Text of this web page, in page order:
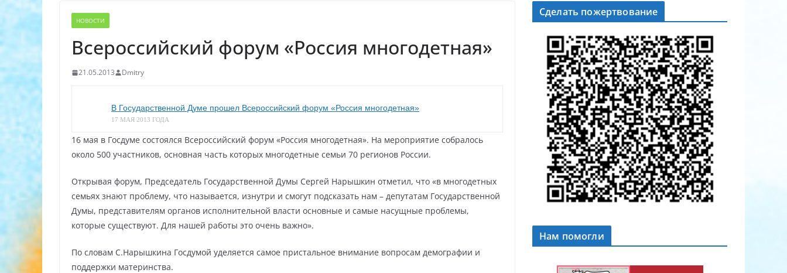
НОВОСТИ
Всероссийский форум «Россия многодетная»
21.05.2013 Dmitry
В Государственной Думе прошел Всероссийский форум «Россия многодетная»
17 МАЯ 2013 ГОДА
16 мая в Госдуме состоялся Всероссийский форум «Россия многодетная». На мероприятие собралось
около 500 участников, основная часть которых многодетные семьи 70 регионов России.
Открывая форум, Председатель Государственной Думы Сергей Нарышкин отметил, что «в многодетных
семьях знают проблему, что называется, изнутри и смогут подсказать нам – депутатам Государственной
Думы, представителям органов исполнительной власти основные и самые насущные проблемы,
которые существуют. Для нашей работы это очень важно».
По словам С.Нарышкина Госдумой уделяется самое пристальное внимание вопросам демографии и
поддержки материнства.
Сделать пожертвование
Нам помогли